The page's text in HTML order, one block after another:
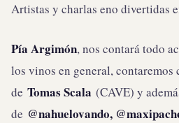
Artistas y charlas eno divertidas
Pía Argimón, nos contará todo
los vinos en general, contaremos
de Tomas Scala (CAVE) y
de @nahuelovando,